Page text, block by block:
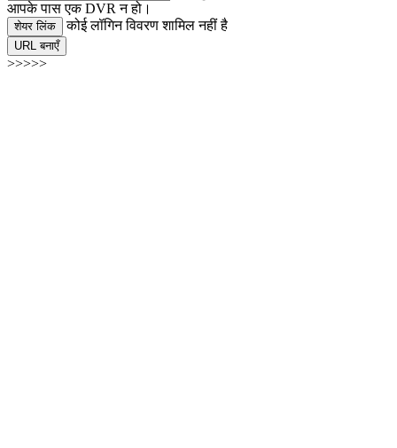
आपके पास एक DVR न हो।
शेयर लिंक कोई लॉगिन विवरण शामिल नहीं है
URL बनाएँ
>>>>>